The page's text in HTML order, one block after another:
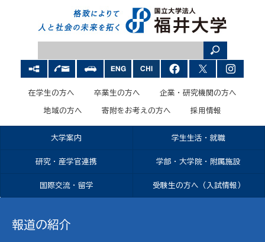
在学生の方へ 卒業生の方へ 企業・研究機関の方へ
地域の方へ 寄附をお考えの方へ 採用情報
大学案内 学生生活・就職
研究・産学官連携 学部・大学院・附属施設
国際交流・留学 受験生の方へ（入試情報）
報道の紹介